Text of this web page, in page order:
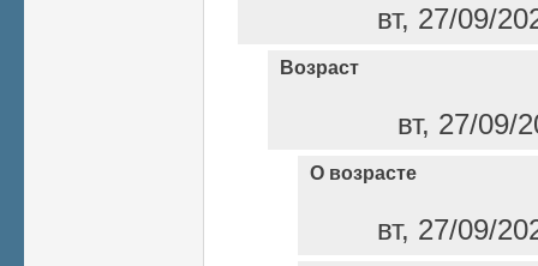
вт, 27/09/
Возраст
вт, 27/09/
О возрасте
вт, 27/09/